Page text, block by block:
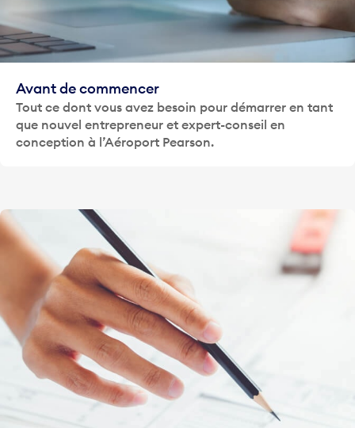
Avant de commencer
Tout ce dont vous avez besoin pour démarrer en tant
que nouvel entrepreneur et expert-conseil en
conception à l’Aéroport Pearson.